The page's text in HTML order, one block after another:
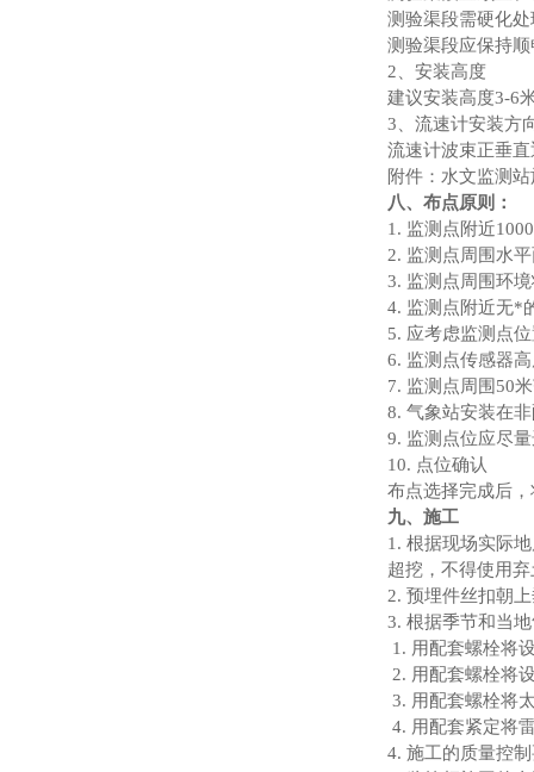
测验渠段需硬化
测验渠段应保持
2、安装高度
建议安装高度3-6
3、流速计安装方
流速计波束正垂
附件：水文监测
八、布点原则：
1. 监测点附近
2. 监测点周围水
3. 监测点周围环
4. 监测点附近无*
5. 应考虑监测点
6. 监测点传感器
7. 监测点周围50
8. 气象站安装在
9. 监测点位应尽
10. 点位确认
布点选择完成后
九、施工
1. 根据现场实际
超挖，不得使用
2. 预埋件丝扣朝
3. 根据季节和当
1. 用配套螺栓将
2. 用配套螺栓将
3. 用配套螺栓将
4. 用配套紧定将
4. 施工的质量控